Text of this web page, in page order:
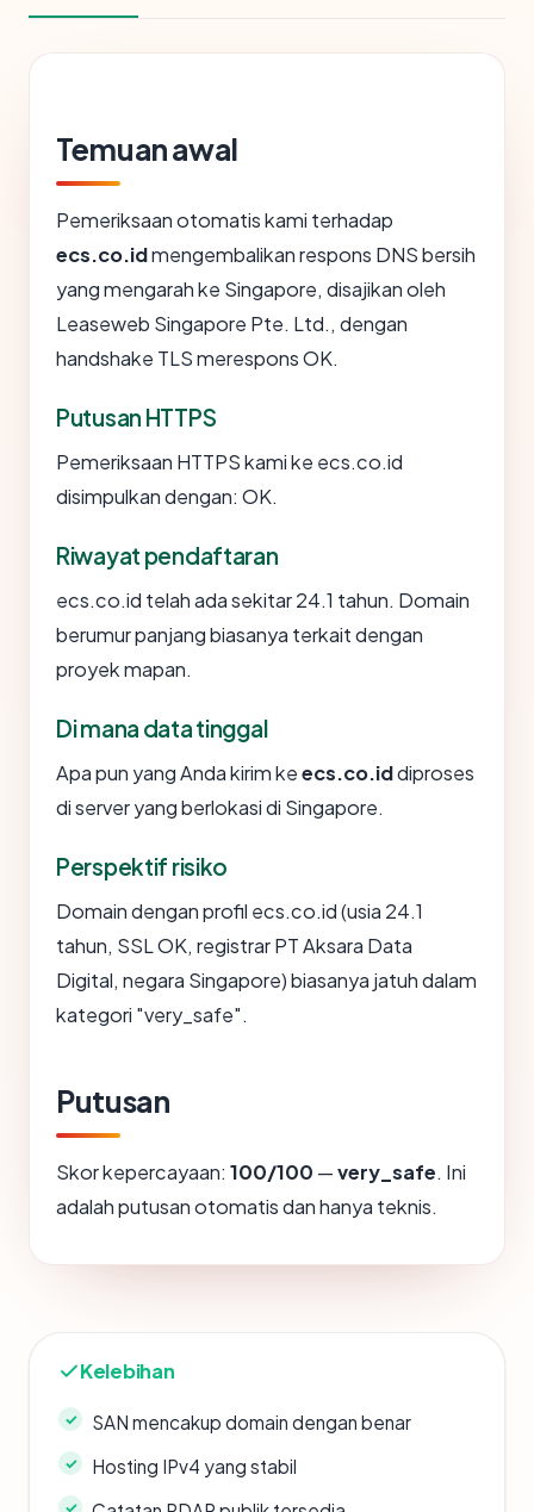
Temuan awal
Pemeriksaan otomatis kami terhadap
ecs.co.idmengembalikan respons DNS bersih
yang mengarah ke Singapore, disajikan oleh
Leaseweb Singapore Pte. Ltd., dengan
handshake TLS merespons OK.
Putusan HTTPS
Pemeriksaan HTTPS kami ke ecs.co.id
disimpulkan dengan: OK.
Riwayat pendaftaran
ecs.co.id telah ada sekitar 24.1 tahun. Domain
berumur panjang biasanya terkait dengan
proyek mapan.
Di mana data tinggal
Apa pun yang Anda kirim keecs.co.iddiproses
di server yang berlokasi di Singapore.
Perspektif risiko
Domain dengan profil ecs.co.id (usia 24.1
tahun, SSL OK, registrar PT Aksara Data
Digital, negara Singapore) biasanya jatuh dalam
kategori "very_safe".
Putusan
Skor kepercayaan: 100/100 —very_safe. Ini
adalah putusan otomatis dan hanya teknis.
Kelebihan
SAN mencakup domain dengan benar
Hosting IPv4 yang stabil